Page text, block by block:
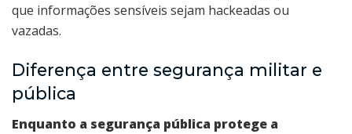
que informações sensíveis sejam hackeadas ou
vazadas.
Diferença entre segurança militar e
pública
Enquanto a segurança pública protege a